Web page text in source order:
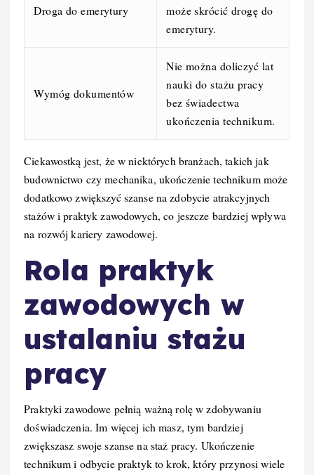
Droga do emerytury
może skrócić drogę do
emerytury.
Wymóg dokumentów
Nie można doliczyć lat
nauki do stażu pracy
bez świadectwa
ukończenia technikum.
Ciekawostką jest, że w niektórych branżach, takich jak
budownictwo czy mechanika, ukończenie technikum może
dodatkowo zwiększyć szanse na zdobycie atrakcyjnych
stażów i praktyk zawodowych, co jeszcze bardziej wpływa
na rozwój kariery zawodowej.
Rola praktyk
zawodowych w
ustalaniu stażu
pracy
Praktyki zawodowe pełnią ważną rolę w zdobywaniu
doświadczenia. Im więcej ich masz, tym bardziej
zwiększasz swoje szanse na staż pracy. Ukończenie
technikum i odbycie praktyk to krok, który przynosi wiele